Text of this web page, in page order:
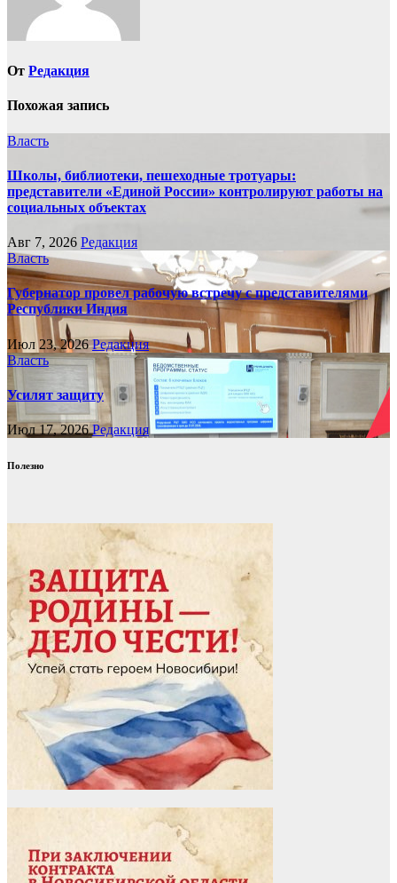
От Редакция
Похожая запись
Власть
Школы, библиотеки, пешеходные тротуары:
представители «Единой России» контролируют работы на
социальных объектах
Авг 7, 2026 Редакция
Власть
Губернатор провел рабочую встречу с представителями
Республики Индия
Июл 23, 2026Редакция
Власть
Усилят защиту
Июл 17, 2026Редакция
Полезно